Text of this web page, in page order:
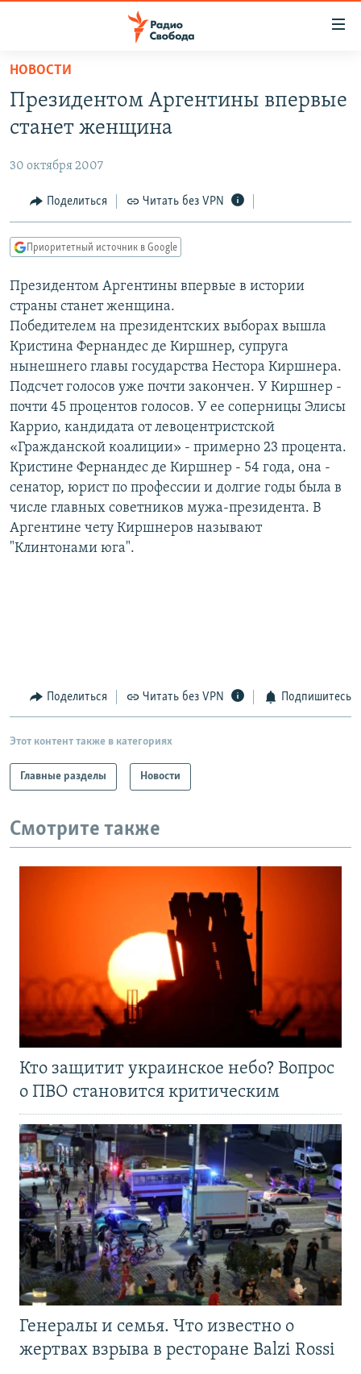
упрощенного
доступа
основному
Вернутся
главной
навигации
Вернутся
поиску
ПОДКАСТЫ
ЦИТАТЫ СВОБОДЫ
МНЕНИЯ
IDEL.РЕАЛИИ
КАВКАЗ.РЕАЛИИ
СЕВЕР.РЕАЛИИ
СИБИРЬ.РЕАЛИИ
РАСПИСАНИЕ ВЕЩАНИЯ
ПОДПИШИТЕСЬ НА РАССЫЛКУ
СОЦИАЛЬНЫЕ СЕТИ
НОВОСТИ
Президентом Аргентины впервые
станет женщина
30 октября 2007
Поделиться Читать без VPN
Приоритетный источник в Google
Президентом Аргентины впервые в истории
страны станет женщина.
Победителем на президентских выборах вышла
Кристина Фернандес де Киршнер, супруга
нынешнего главы государства Нестора Киршнера.
Подсчет голосов уже почти закончен. У Киршнер -
почти 45 процентов голосов. У ее соперницы Элисы
Каррио, кандидата от левоцентристской
«Гражданской коалиции» - примерно 23 процента.
Кристине Фернандес де Киршнер - 54 года, она -
сенатор, юрист по профессии и долгие годы была в
числе главных советников мужа-президента. В
Аргентине чету Киршнеров называют
"Клинтонами юга".
Поделиться Читать без VPN Подпишитесь
Этот контент также в категориях
Главные разделы Новости
Смотрите также
Кто защитит украинское небо? Вопрос
о ПВО становится критическим
Генералы и семья. Что известно о
жертвах взрыва в ресторане Balzi Rossi